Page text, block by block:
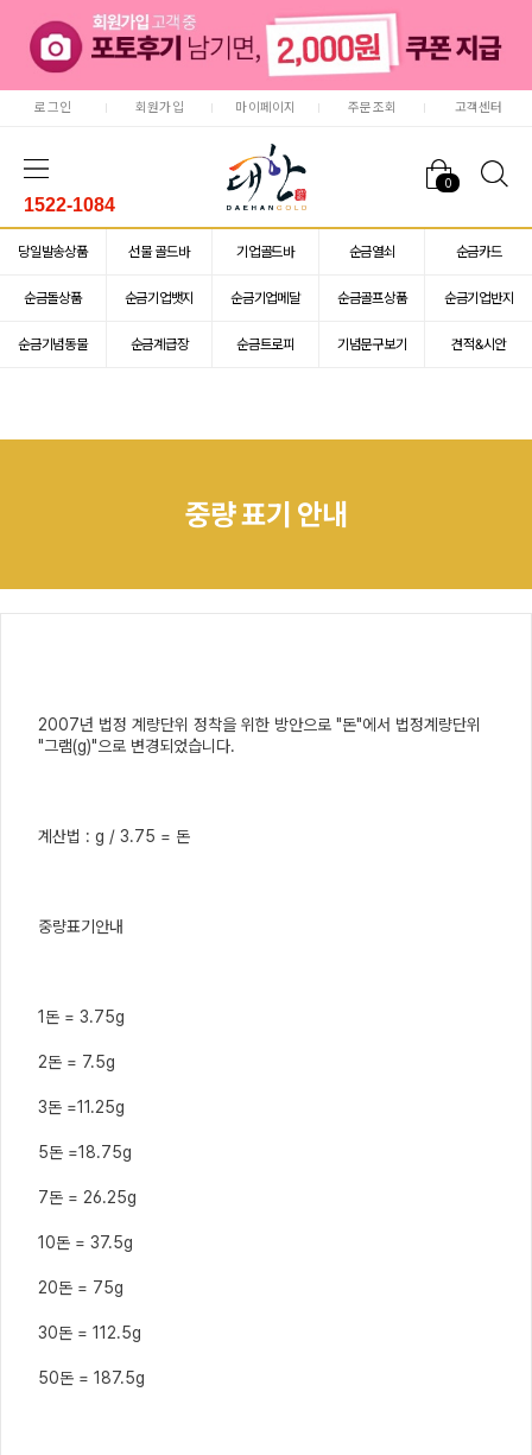
로그인 회원가입 마이페이지 주문조회 고객센터
0
1522-1084
당일발송상품 선물 골드바 기업골드바 순금열쇠 순금카드
순금돌상품 순금기업뱃지 순금기업메달 순금골프상품 순금기업반지
순금기념동물 순금계급장 순금트로피 기념문구보기 견적&시안
중량 표기 안내
2007년 법정 계량단위 정착을 위한 방안으로 "돈"에서 법정계량단위
"그램(g)"으로 변경되었습니다.
계산법 : g / 3.75 = 돈
중량표기안내
1돈 = 3.75g
2돈 = 7.5g
3돈 =11.25g
5돈 =18.75g
7돈 = 26.25g
10돈 = 37.5g
20돈 = 75g
30돈 = 112.5g
50돈 = 187.5g